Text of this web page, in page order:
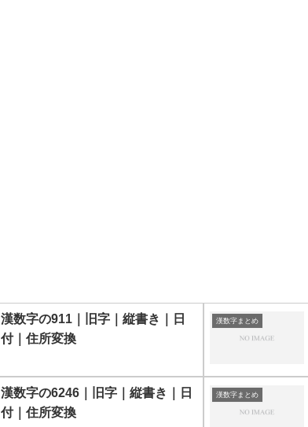
漢数字の911｜旧字｜縦書き｜日
付｜住所変換
漢数字まとめ
漢数字の6246｜旧字｜縦書き｜日
付｜住所変換
漢数字まとめ